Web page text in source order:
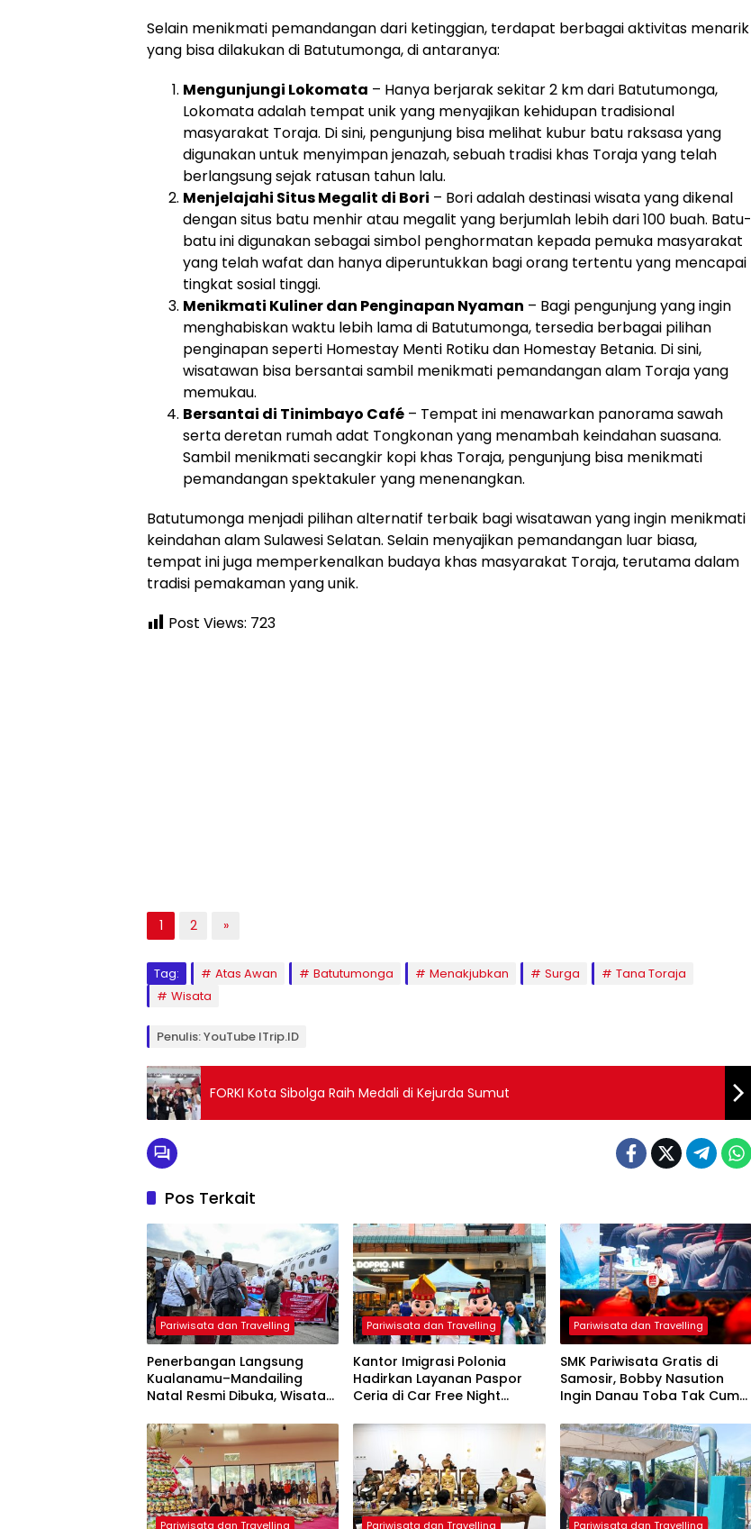
Selain menikmati pemandangan dari ketinggian, terdapat berbagai aktivitas menarik
yang bisa dilakukan di Batutumonga, di antaranya:
Mengunjungi Lokomata – Hanya berjarak sekitar 2 km dari Batutumonga,
Lokomata adalah tempat unik yang menyajikan kehidupan tradisional
masyarakat Toraja. Di sini, pengunjung bisa melihat kubur batu raksasa yang
digunakan untuk menyimpan jenazah, sebuah tradisi khas Toraja yang telah
berlangsung sejak ratusan tahun lalu.
Menjelajahi Situs Megalit di Bori – Bori adalah destinasi wisata yang dikenal
dengan situs batu menhir atau megalit yang berjumlah lebih dari 100 buah. Batu-
batu ini digunakan sebagai simbol penghormatan kepada pemuka masyarakat
yang telah wafat dan hanya diperuntukkan bagi orang tertentu yang mencapai
tingkat sosial tinggi.
Menikmati Kuliner dan Penginapan Nyaman – Bagi pengunjung yang ingin
menghabiskan waktu lebih lama di Batutumonga, tersedia berbagai pilihan
penginapan seperti Homestay Menti Rotiku dan Homestay Betania. Di sini,
wisatawan bisa bersantai sambil menikmati pemandangan alam Toraja yang
memukau.
Bersantai di Tinimbayo Café – Tempat ini menawarkan panorama sawah
serta deretan rumah adat Tongkonan yang menambah keindahan suasana.
Sambil menikmati secangkir kopi khas Toraja, pengunjung bisa menikmati
pemandangan spektakuler yang menenangkan.
Batutumonga menjadi pilihan alternatif terbaik bagi wisatawan yang ingin menikmati
keindahan alam Sulawesi Selatan. Selain menyajikan pemandangan luar biasa,
tempat ini juga memperkenalkan budaya khas masyarakat Toraja, terutama dalam
tradisi pemakaman yang unik.
Post Views: 723
1 2 »
Tag: Atas Awan Batutumonga Menakjubkan Surga
Tana Toraja
Wisata
Penulis: YouTube ITrip.ID
FORKI Kota Sibolga Raih Medali di Kejurda Sumut
Pos Terkait
Pariwisata dan Travelling
Penerbangan Langsung
Kualanamu–Mandailing
Natal Resmi Dibuka, Wisata
Kini Makin Mudah
Pariwisata dan Travelling
Kantor Imigrasi Polonia
Hadirkan Layanan Paspor
Ceria di Car Free Night
Pelayanan kepada
Masyarakat
Pariwisata dan Travelling
SMK Pariwisata Gratis di
Samosir, Bobby Nasution
Ingin Danau Toba Tak Cuma
Kelas Dunia
Pariwisata dan Travelling Pariwisata dan Travelling Pariwisata dan Travelling